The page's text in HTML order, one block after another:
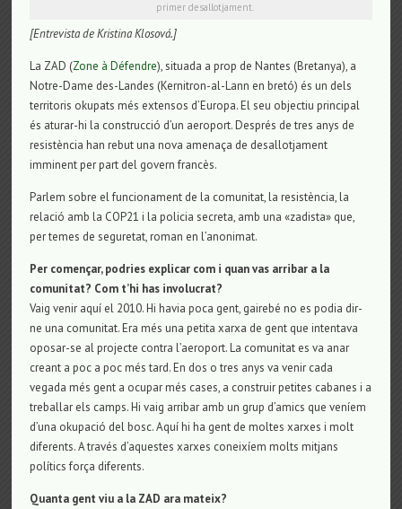
primer desallotjament.
[Entrevista de Kristina Klosová.]
La ZAD (Zone à Défendre), situada a prop de Nantes (Bretanya), a
Notre-Dame des-Landes (Kernitron-al-Lann en bretó) és un dels
territoris okupats més extensos d’Europa. El seu objectiu principal
és aturar-hi la construcció d’un aeroport. Després de tres anys de
resistència han rebut una nova amenaça de desallotjament
imminent per part del govern francès.
Parlem sobre el funcionament de la comunitat, la resistència, la
relació amb la COP21 i la policia secreta, amb una «zadista» que,
per temes de seguretat, roman en l’anonimat.
Per començar, podries explicar com i quan vas arribar a la
comunitat? Com t’hi has involucrat?
Vaig venir aquí el 2010. Hi havia poca gent, gairebé no es podia dir-
ne una comunitat. Era més una petita xarxa de gent que intentava
oposar-se al projecte contra l’aeroport. La comunitat es va anar
creant a poc a poc més tard. En dos o tres anys va venir cada
vegada més gent a ocupar més cases, a construir petites cabanes i a
treballar els camps. Hi vaig arribar amb un grup d’amics que veníem
d’una okupació del bosc. Aquí hi ha gent de moltes xarxes i molt
diferents. A través d’aquestes xarxes coneixíem molts mitjans
polítics força diferents.
Quanta gent viu a la ZAD ara mateix?